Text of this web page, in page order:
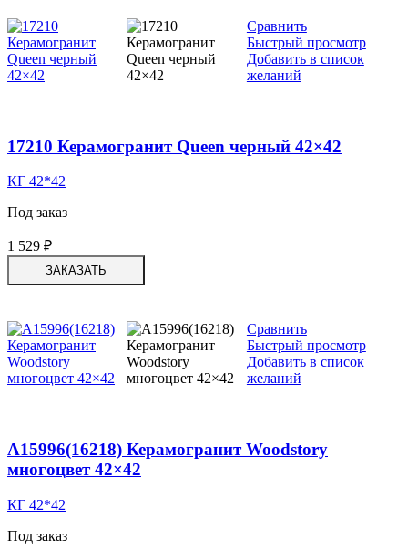
Сравнить
Быстрый просмотр
Добавить в список
желаний
17210 Керамогранит Queen черный 42×42
КГ 42*42
Под заказ
1 529 ₽
ЗАКАЗАТЬ
Сравнить
Быстрый просмотр
Добавить в список
желаний
A15996(16218) Керамогранит Woodstory
многоцвет 42×42
КГ 42*42
Под заказ